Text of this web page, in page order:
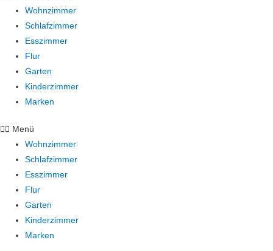
Wohnzimmer
Schlafzimmer
Esszimmer
Flur
Garten
Kinderzimmer
Marken
Menü
Wohnzimmer
Schlafzimmer
Esszimmer
Flur
Garten
Kinderzimmer
Marken